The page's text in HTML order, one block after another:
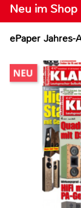
Neu im Shop
ePaper Jahres-